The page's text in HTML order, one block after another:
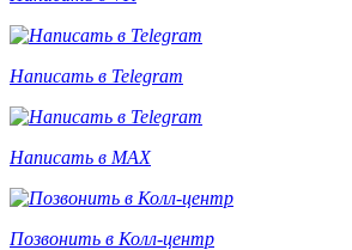
Написать в Telegram
Написать в MAX
Позвонить в Колл-центр